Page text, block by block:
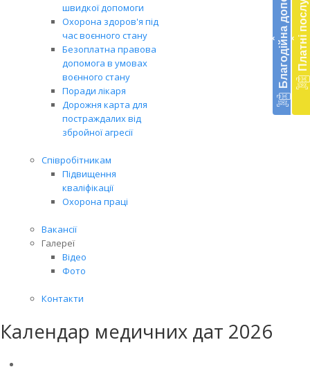
швидкої допомоги
Охорона здоров'я під
час воєнного стану
Безоплатна правова
допомога в умовах
воєнного стану
Поради лікаря
Дорожня карта для
постраждалих від
збройної агресії
Співробітникам
Підвищення
кваліфікації
Охорона праці
Вакансії
Галереї
Відео
Фото
Контакти
‹ Благодійна допомога ‹ Платні послуги
Календар медичних дат 2026